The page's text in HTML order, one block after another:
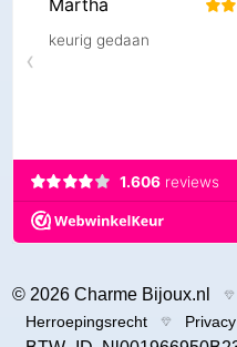
© 2026 Charme Bijoux.nl
Herroepingsrecht